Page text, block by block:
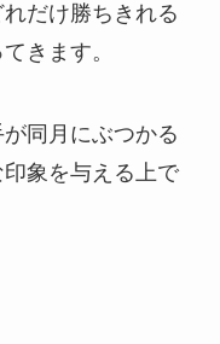
だけ勝ちきれる
きます。
同月にぶつかる
象を与える上で